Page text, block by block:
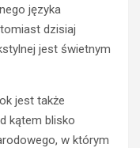
języka
dzisiaj
jest świetnym
jest także
kątem blisko
w którym